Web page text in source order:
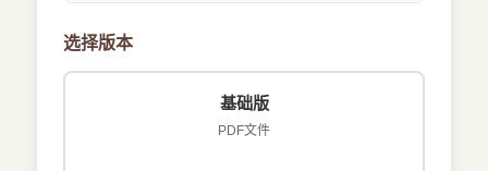
选择版本
基础版
PDF文件